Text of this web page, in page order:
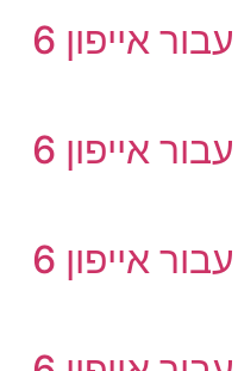
ניקוי ותיקון קורוזיה עבור אייפון 6
ניקוי ותיקון קורוזיה עבור אייפון 6
ניקוי ותיקון קורוזיה עבור אייפון 6